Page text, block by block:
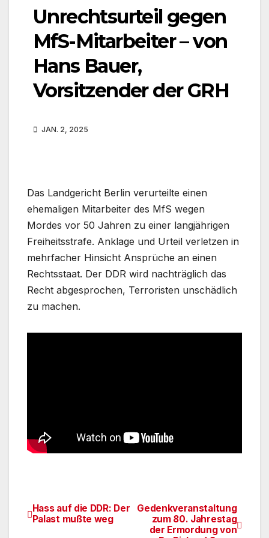
Unrechtsurteil gegen
MfS-Mitarbeiter – von
Hans Bauer,
Vorsitzender der GRH
JAN. 2, 2025
Das Landgericht Berlin verurteilte einen
ehemaligen Mitarbeiter des MfS wegen
Mordes vor 50 Jahren zu einer langjährigen
Freiheitsstrafe. Anklage und Urteil verletzen in
mehrfacher Hinsicht Ansprüche an einen
Rechtsstaat. Der DDR wird nachträglich das
Recht abgesprochen, Terroristen unschädlich
zu machen.
Beitragsnavigation
Gedenkveranstaltung
zum 80. Jahrestag
der Ermordung von
Hass auf die DDR: Der
Palast mußte weg